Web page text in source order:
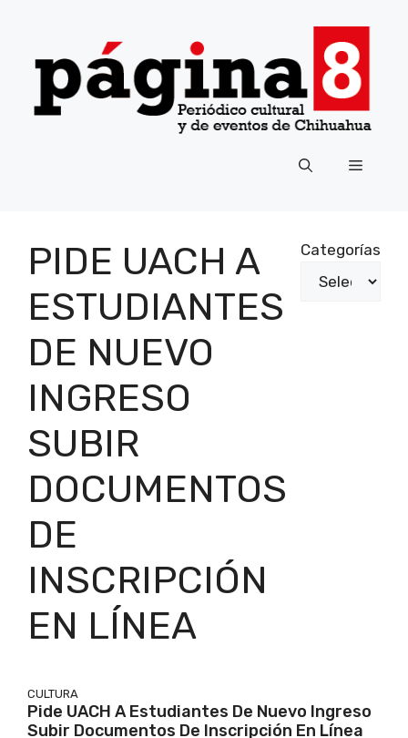
contenido
Menú
PIDE UACH A
ESTUDIANTES
DE NUEVO
INGRESO
SUBIR
DOCUMENTOS
DE
INSCRIPCIÓN
EN LÍNEA
Categorías
CULTURA
Pide UACH A Estudiantes De Nuevo Ingreso
Subir Documentos De Inscripción En Línea